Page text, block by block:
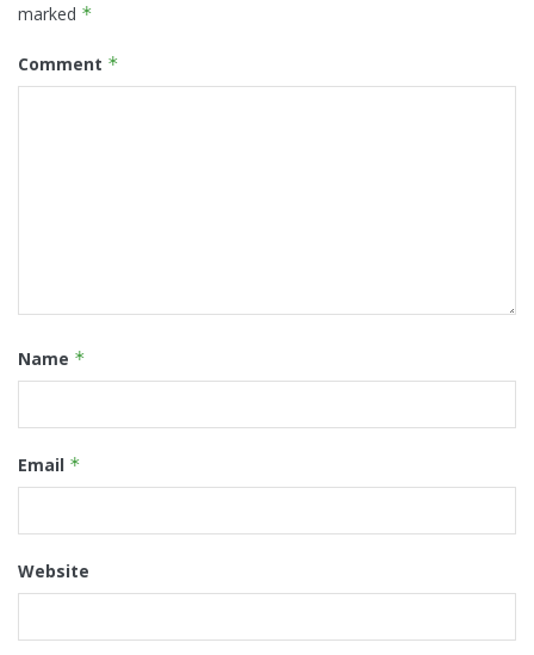
marked *
Comment *
Name *
Email *
Website